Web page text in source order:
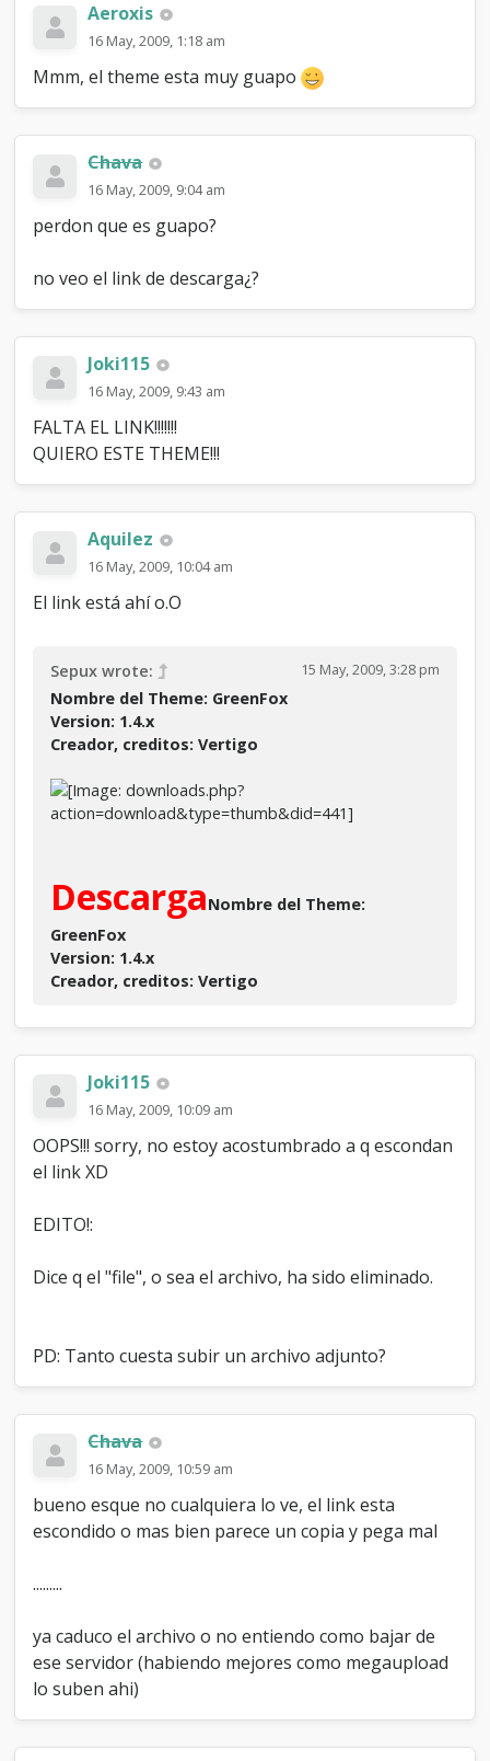
Aeroxis
16 May, 2009, 1:18 am
Mmm, el theme esta muy guapo
Chava
16 May, 2009, 9:04 am
perdon que es guapo?
no veo el link de descarga¿?
Joki115
16 May, 2009, 9:43 am
FALTA EL LINK!!!!!!!
QUIERO ESTE THEME!!!
Aquilez
16 May, 2009, 10:04 am
El link está ahí o.O
15 May, 2009, 3:28 pm
Sepux wrote:
Nombre del Theme: GreenFox
Version: 1.4.x
Creador, creditos: Vertigo
DescargaNombre del Theme:
GreenFox
Version: 1.4.x
Creador, creditos: Vertigo
Joki115
16 May, 2009, 10:09 am
OOPS!!! sorry, no estoy acostumbrado a q escondan
el link XD
EDITO!:
Dice q el "file", o sea el archivo, ha sido eliminado.
PD: Tanto cuesta subir un archivo adjunto?
Chava
16 May, 2009, 10:59 am
bueno esque no cualquiera lo ve, el link esta
escondido o mas bien parece un copia y pega mal
.........
ya caduco el archivo o no entiendo como bajar de
ese servidor (habiendo mejores como megaupload
lo suben ahi)